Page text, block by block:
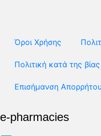
Όροι Χρήσης
Πολιτική κατά της
Επισήμανση Απορρήτου
e-pharmacies